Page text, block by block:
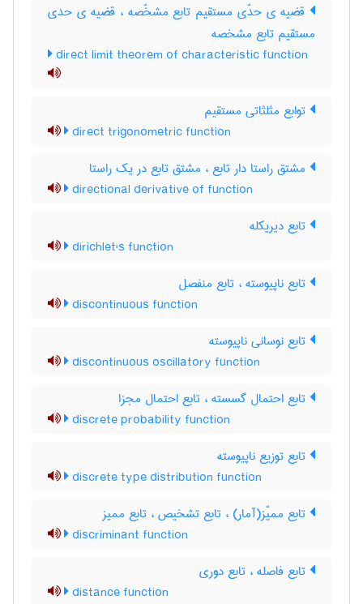
قضیه ی حدّی مستقیم تابع مشخّصه ، قضیه ی حدی
مستقیم تابع مشخصه
direct limit theorem of characteristic function
توابع مثلثاتی مستقیم
direct trigonometric function
مشتق راستا دار تابع ، مشتق تابع در یک راستا
directional derivative of function
تابع دیریکله
dirichlet's function
تابع ناپیوسته ، تابع منفصل
discontinuous function
تابع نوسانی ناپیوسته
discontinuous oscillatory function
تابع احتمال گسسته ، تابع احتمال مجزا
discrete probability function
تابع توزیع ناپیوسته
discrete type distribution function
تابع ممیّز(آمار) ، تابع تشخیص ، تابع ممیز
discriminant function
تابع فاصله ، تابع دوری
distance function